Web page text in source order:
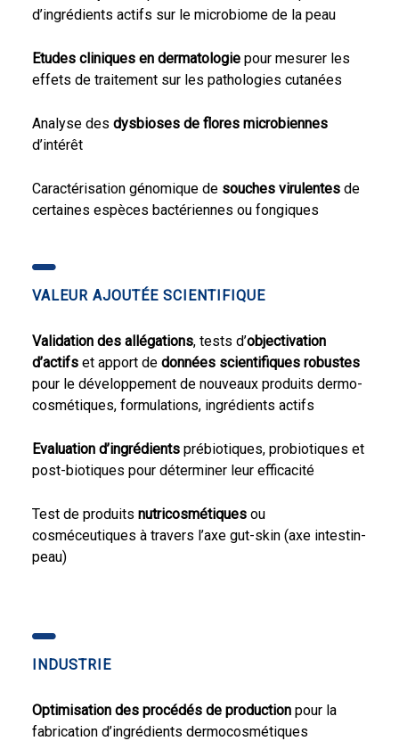
d’ingrédients actifs sur le microbiome de la peau
Etudes cliniques en dermatologie pour mesurer les
effets de traitement sur les pathologies cutanées
Analyse des dysbioses de flores microbiennes
d’intérêt
Caractérisation génomique de souches virulentes de
certaines espèces bactériennes ou fongiques
VALEUR AJOUTÉE SCIENTIFIQUE
Validation des allégations, tests d’objectivation
d’actifs et apport de données scientifiques robustes
pour le développement de nouveaux produits dermo-
cosmétiques, formulations, ingrédients actifs
Evaluation d’ingrédients prébiotiques, probiotiques et
post-biotiques pour déterminer leur efficacité
Test de produits nutricosmétiques ou
cosméceutiques à travers l’axe gut-skin (axe intestin-
peau)
INDUSTRIE
Optimisation des procédés de production pour la
fabrication d’ingrédients dermocosmétiques